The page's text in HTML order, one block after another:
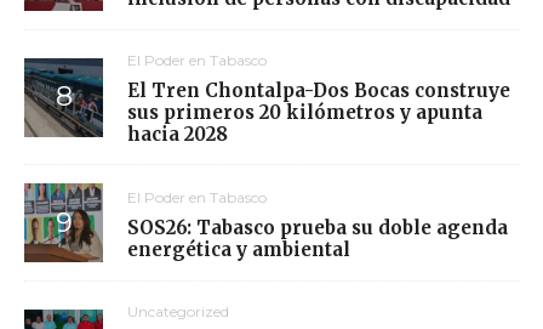
El Poder en Tabasco
El Tren Chontalpa-Dos Bocas construye
sus primeros 20 kilómetros y apunta
hacia 2028
El Poder en Tabasco
SOS26: Tabasco prueba su doble agenda
energética y ambiental
Uncategorized